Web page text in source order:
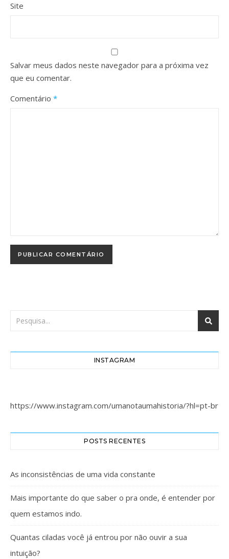
Site
Salvar meus dados neste navegador para a próxima vez
que eu comentar.
Comentário *
INSTAGRAM
https://www.instagram.com/umanotaumahistoria/?hl=pt-br
POSTS RECENTES
As inconsistências de uma vida constante
Mais importante do que saber o pra onde, é entender por
quem estamos indo.
Quantas ciladas você já entrou por não ouvir a sua
intuição?